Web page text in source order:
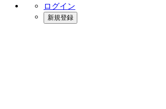
ログイン
新規登録